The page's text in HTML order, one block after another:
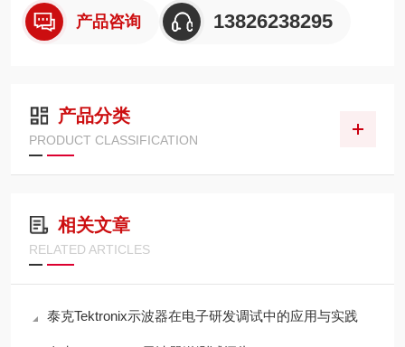
产品咨询 13826238295
产品分类
PRODUCT CLASSIFICATION
相关文章
RELATED ARTICLES
泰克Tektronix示波器在电子研发调试中的应用与实践